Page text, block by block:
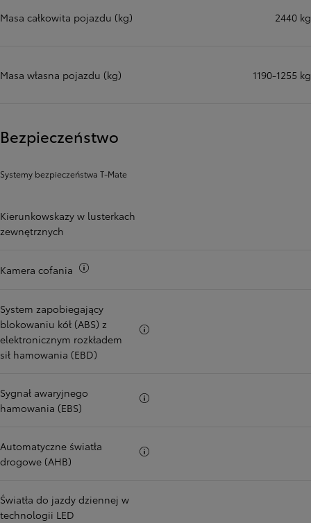
Masa całkowita pojazdu (kg) 2440 kg
Masa własna pojazdu (kg) 1190-1255 kg
Bezpieczeństwo
Systemy bezpieczeństwa T-Mate
Kierunkowskazy w lusterkach
zewnętrznych
Kamera cofania
System zapobiegający
blokowaniu kół (ABS) z
elektronicznym rozkładem
sił hamowania (EBD)
Sygnał awaryjnego
hamowania (EBS)
Automatyczne światła
drogowe (AHB)
Światła do jazdy dziennej w
technologii LED